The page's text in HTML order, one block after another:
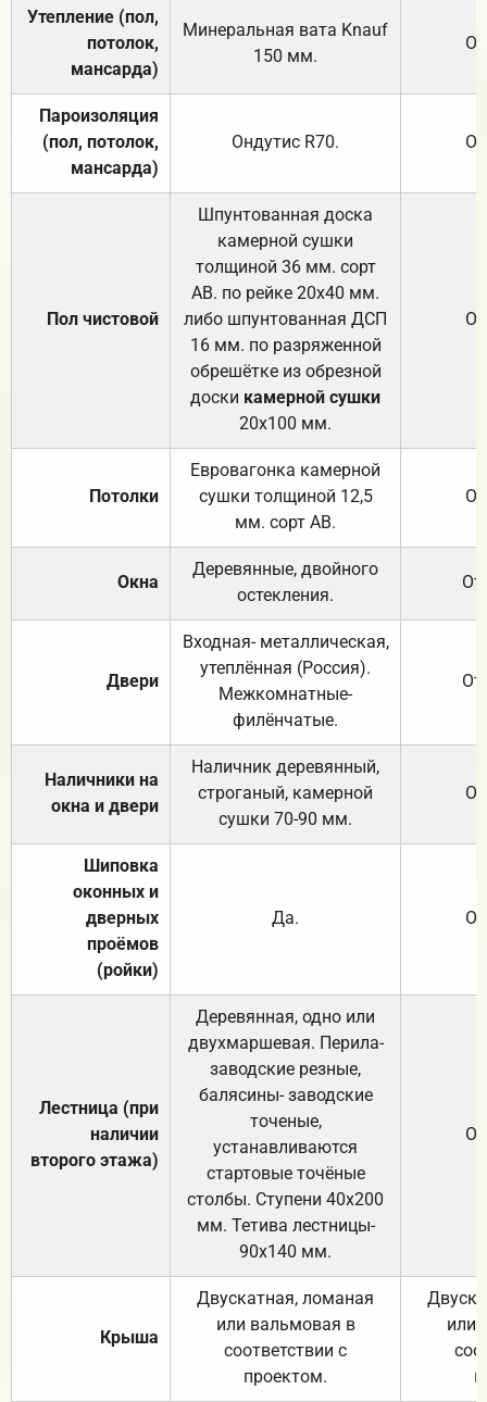
Утепление (пол,
потолок,
мансарда)
Минеральная вата Knauf
150 мм.
Пароизоляция
(пол, потолок,
мансарда)
Ондутис R70.
Пол чистовой
Шпунтованная доска
камерной сушки
толщиной 36 мм. сорт
АВ. по рейке 20х40 мм.
либо шпунтованная ДСП
16 мм. по разряженной
обрешётке из обрезной
доски камерной сушки
20х100 мм.
Потолки
Евровагонка камерной
сушки толщиной 12,5
мм. сорт АВ.
Окна
Деревянные, двойного
остекления.
Двери
Входная- металлическая,
утеплённая (Россия).
Межкомнатные-
филёнчатые.
Наличники на
окна и двери
Наличник деревянный,
строганый, камерной
сушки 70-90 мм.
Шиповка
оконных и
дверных
проёмов
(ройки)
Да.
Лестница (при
наличии
второго этажа)
Деревянная, одно или
двухмаршевая. Перила-
заводские резные,
балясины- заводские
точеные,
устанавливаются
стартовые точёные
столбы. Ступени 40х200
мм. Тетива лестницы-
90х140 мм.
Крыша
Двускатная, ломаная
или вальмовая в
соответствии с
проектом.
или